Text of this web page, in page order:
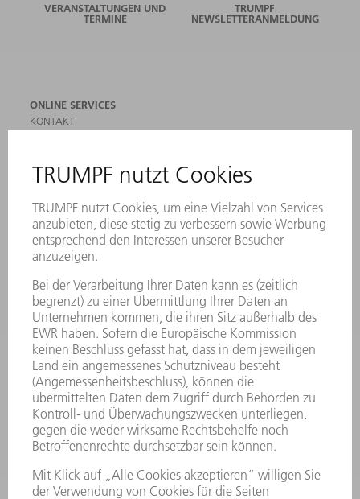
VERANSTALTUNGEN UND
TERMINE
TRUMPF
NEWSLETTERANMELDUNG
ONLINE SERVICES
KONTAKT
VERANSTALTUNGEN UND TERMINE
NEWSLETTER-ANMELDUNG
MYTRUMPF
SICHERHEITSDATENBLÄTTER
PRODUKTE
MASCHINEN & SYSTEME
LEISTUNGSELEKTRONIK
ELEKTROWERKZEUGE
SMART FACTORY
SOFTWARE
SERVICES
ANWENDUNGEN
BRANCHEN
UNTERNEHMEN
KARRIERE
STELLENANGEBOTE
UNTERNEHMENSPROFIL
GESCHÄFTSBERICHT
UNTERNEHMENSGRUNDSÄTZE